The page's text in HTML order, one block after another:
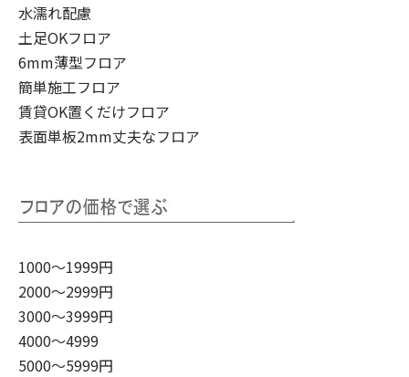
水濡れ配慮
土足OKフロア
6mm薄型フロア
簡単施工フロア
賃貸OK置くだけフロア
表面単板2mm丈夫なフロア
1000～1999円
2000～2999円
3000～3999円
4000～4999
5000～5999円